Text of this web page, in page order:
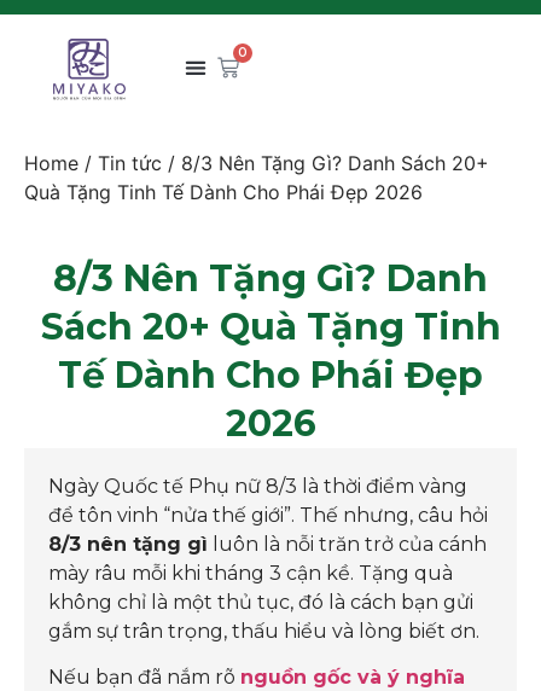
0
Home / Tin tức / 8/3 Nên Tặng Gì? Danh Sách 20+
Quà Tặng Tinh Tế Dành Cho Phái Đẹp 2026
8/3 Nên Tặng Gì? Danh
Sách 20+ Quà Tặng Tinh
Tế Dành Cho Phái Đẹp
2026
Ngày Quốc tế Phụ nữ 8/3 là thời điểm vàng
để tôn vinh “nửa thế giới”. Thế nhưng, câu hỏi
8/3 nên tặng gì luôn là nỗi trăn trở của cánh
mày râu mỗi khi tháng 3 cận kề. Tặng quà
không chỉ là một thủ tục, đó là cách bạn gửi
gắm sự trân trọng, thấu hiểu và lòng biết ơn.
Nếu bạn đã nắm rõ nguồn gốc và ý nghĩa